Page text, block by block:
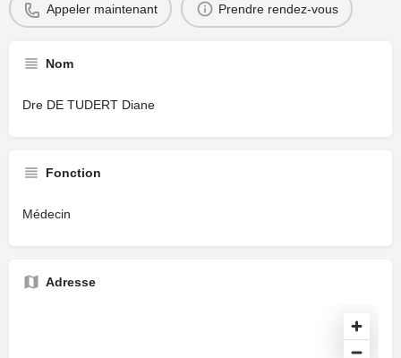
Appeler maintenant Prendre rendez-vous
Nom
Dre DE TUDERT Diane
Fonction
Médecin
Adresse